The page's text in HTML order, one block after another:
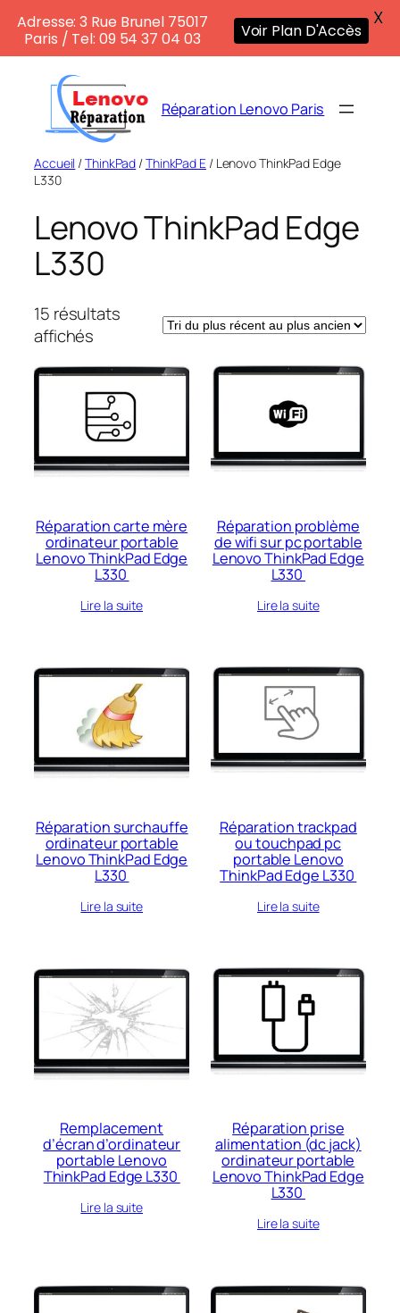
contenu
Réparation Lenovo Paris
Accueil /ThinkPad /ThinkPad E/ Lenovo ThinkPad Edge
L330
Lenovo ThinkPad Edge
L330
15 résultats
affichés
plus
récent
au
plus
ancien
Réparation carte mère
ordinateur portable
Lenovo ThinkPad Edge
L330
Lire la suite
Réparation problème
de wifi sur pc portable
Lenovo ThinkPad Edge
L330
Lire la suite
Réparation surchauffe
ordinateur portable
Lenovo ThinkPad Edge
L330
Lire la suite
Réparation trackpad
ou touchpad pc
portable Lenovo
ThinkPad Edge L330
Lire la suite
Remplacement
d’écran d’ordinateur
portable Lenovo
ThinkPad Edge L330
Lire la suite
Réparation prise
alimentation (dc jack)
ordinateur portable
Lenovo ThinkPad Edge
L330
Lire la suite
Adresse: 3 Rue Brunel 75017
Paris / Tel: 09 54 37 04 03
Voir Plan D'Accès
X